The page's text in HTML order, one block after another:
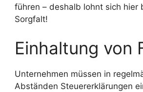
führen – deshalb lohnt sich hier
Sorgfalt!
Einhaltung von
Unternehmen müssen in
Abständen Steuererklärungen